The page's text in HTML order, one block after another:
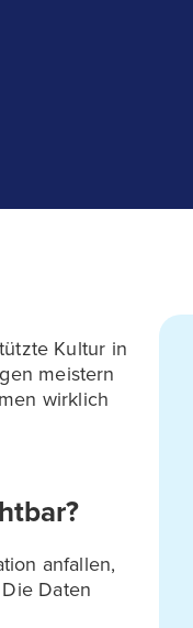
Kultur in
meistern
wirklich
anfallen,
Daten